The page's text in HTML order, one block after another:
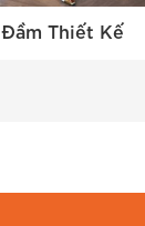
Đầm Thiết Kế